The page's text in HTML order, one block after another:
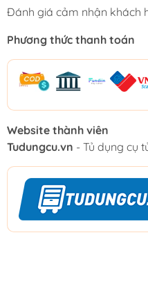
Đánh giá cảm nhận khách
Phương thức thanh toán
Website thành viên
Tudungcu.vn - Tủ dụng cụ